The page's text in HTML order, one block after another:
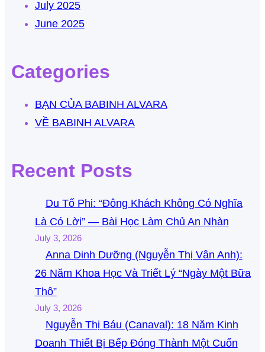
July 2025
June 2025
Categories
BẠN CỦA BABINH ALVARA
VỀ BABINH ALVARA
Recent Posts
Du Tố Phi: “Đông Khách Không Có Nghĩa
Là Có Lời” — Bài Học Làm Chủ An Nhàn
July 3, 2026
Anna Dinh Dưỡng (Nguyễn Thị Vân Anh):
26 Năm Khoa Học Và Triết Lý “Ngày Một Bữa
Thô”
July 3, 2026
Nguyễn Thị Báu (Canaval): 18 Năm Kinh
Doanh Thiết Bị Bếp Đóng Thành Một Cuốn